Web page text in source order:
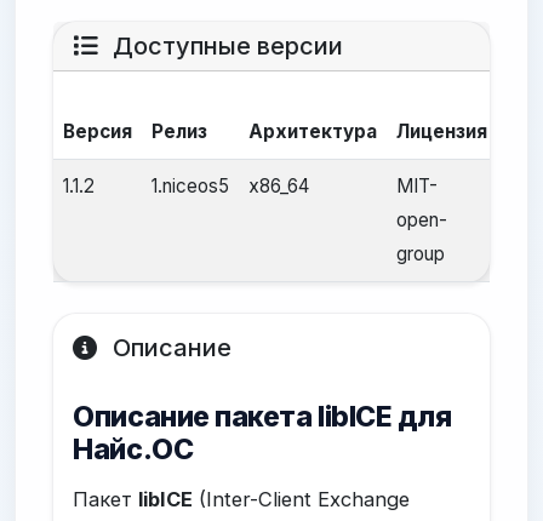
Доступные версии
Версия Релиз Архитектура Лицензия
1.1.2 1.niceos5 x86_64
MIT-
open-
group
Описание
Описание пакета libICE для
Найс.ОС
Пакет libICE (Inter-Client Exchange